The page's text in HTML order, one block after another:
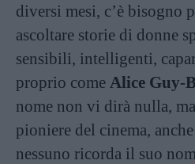
diversi mesi, c’è bisogno
ascoltare storie di donne
sensibili, intelligenti,
proprio come Alice Guy-
nome non vi dirà nulla,
pioniere del cinema,
nessuno ricorda il suo